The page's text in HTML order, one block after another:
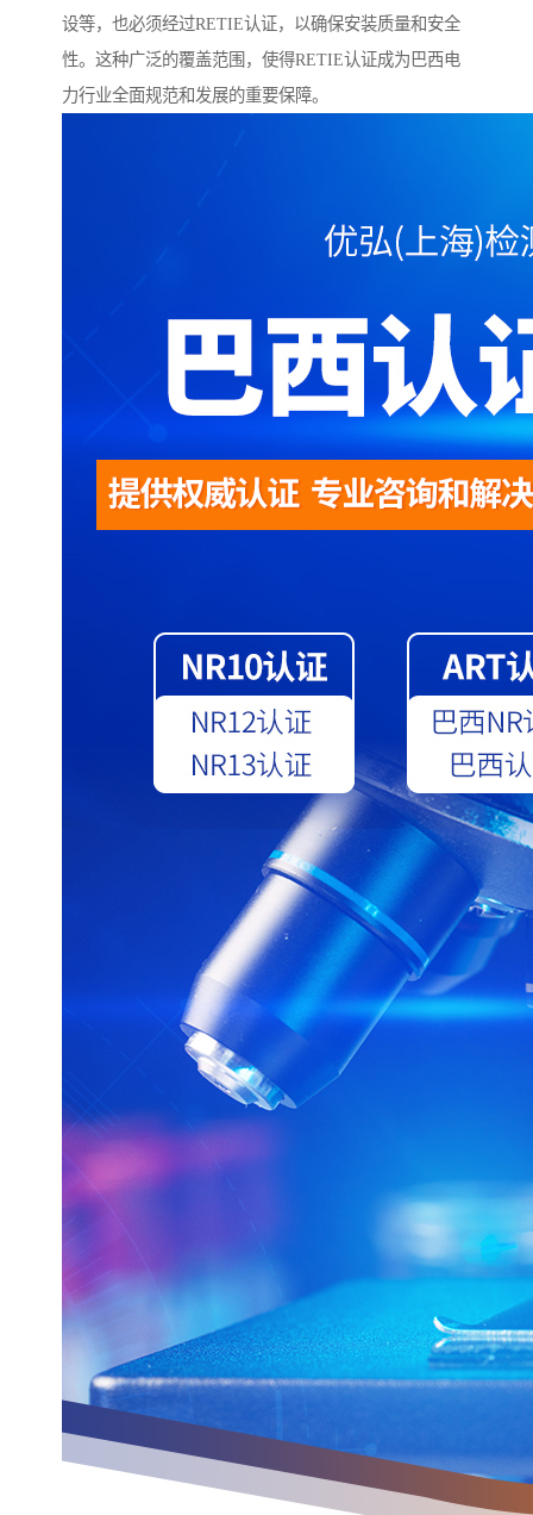
设等，也必须经过RETIE认证，以确保安装质量和安全
性。这种广泛的覆盖范围，使得RETIE认证成为巴西电
力行业全面规范和发展的重要保障。